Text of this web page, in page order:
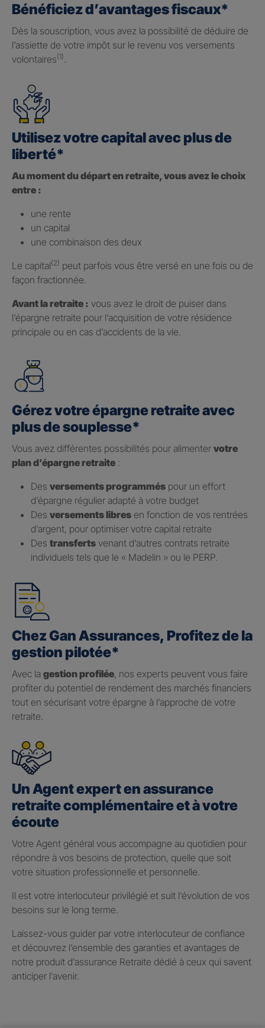
Bénéficiez d’avantages fiscaux*
Dès la souscription, vous avez la possibilité de déduire de
l’assiette de votre impôt sur le revenu vos versements
volontaires(1).
Utilisez votre capital avec plus de
liberté*
Au moment du départ en retraite, vous avez le choix
entre :
une rente
un capital
une combinaison des deux
Le capital(2) peut parfois vous être versé en une fois ou de
façon fractionnée.
Avant la retraite : vous avez le droit de puiser dans
l’épargne retraite pour l’acquisition de votre résidence
principale ou en cas d’accidents de la vie.
Gérez votre épargne retraite avec
plus de souplesse*
Vous avez différentes possibilités pour alimenter votre
plan d’épargne retraite :
Des versements programmés pour un effort
d’épargne régulier adapté à votre budget
Des versements libres en fonction de vos rentrées
d’argent, pour optimiser votre capital retraite
Des transferts venant d’autres contrats retraite
individuels tels que le « Madelin » ou le PERP.
Chez Gan Assurances, Profitez de la
gestion pilotée*
Avec la gestion profilée, nos experts peuvent vous faire
profiter du potentiel de rendement des marchés financiers
tout en sécurisant votre épargne à l’approche de votre
retraite.
Un Agent expert en assurance
retraite complémentaire et à votre
écoute
Votre Agent général vous accompagne au quotidien pour
répondre à vos besoins de protection, quelle que soit
votre situation professionnelle et personnelle.
Il est votre interlocuteur privilégié et suit l’évolution de vos
besoins sur le long terme.
Laissez-vous guider par votre interlocuteur de confiance
et découvrez l’ensemble des garanties et avantages de
notre produit d’assurance Retraite dédié à ceux qui savent
anticiper l’avenir.